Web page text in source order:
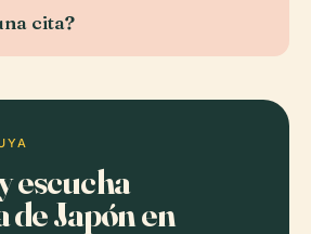
cita?
escucha
de Japón en